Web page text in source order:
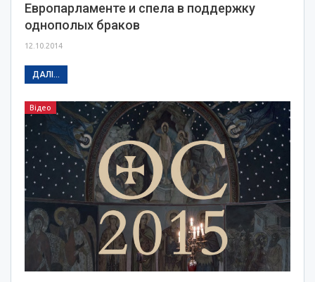
Европарламенте и спела в поддержку
однополых браков
12.10.2014
ДАЛІ...
Відео